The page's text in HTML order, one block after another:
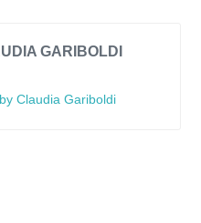
GARIBOLDI
Claudia Gariboldi